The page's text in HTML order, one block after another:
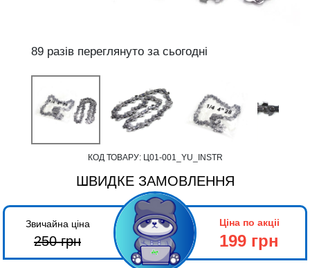
89 разів переглянуто за сьогодні
КОД ТОВАРУ: Ц01-001_YU_INSTR
ШВИДКЕ ЗАМОВЛЕННЯ
Звичайна ціна
250грн
Ціна по акціі
199 грн